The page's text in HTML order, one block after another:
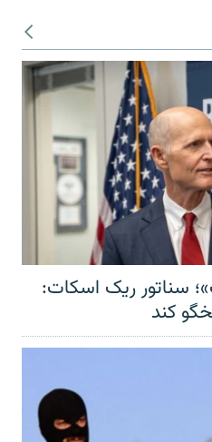
سناتور ریک اسکات:
کند